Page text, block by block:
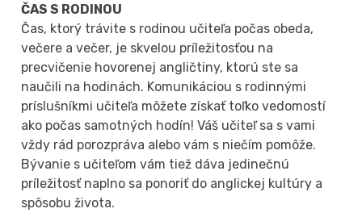
ČAS S RODINOU
Čas, ktorý trávite s rodinou učiteľa počas obeda,
večere a večer, je skvelou príležitosťou na
precvičenie hovorenej angličtiny, ktorú ste sa
naučili na hodinách. Komunikáciou s rodinnými
príslušníkmi učiteľa môžete získať toľko vedomostí
ako počas samotných hodín! Váš učiteľ sa s vami
vždy rád porozpráva alebo vám s niečím pomôže.
Bývanie s učiteľom vám tiež dáva jedinečnú
príležitosť naplno sa ponoriť do anglickej kultúry a
spôsobu života.